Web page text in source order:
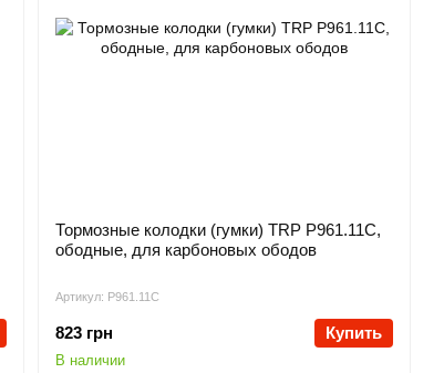
Артикул: P961.11C
Тормозные колодки (гумки) TRP P961.11C,
ободные, для карбоновых ободов
823 грн Купить
В наличии